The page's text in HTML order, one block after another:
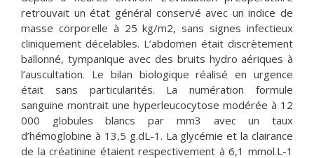
retrouvait un état général conservé avec un indice de
masse corporelle à 25 kg/m2, sans signes infectieux
cliniquement décelables. L’abdomen était discrètement
ballonné, tympanique avec des bruits hydro aériques à
l’auscultation. Le bilan biologique réalisé en urgence
était sans particularités. La numération formule
sanguine montrait une hyperleucocytose modérée à 12
000 globules blancs par mm3 avec un taux
d’hémoglobine à 13,5 g.dL-1. La glycémie et la clairance
de la créatinine étaient respectivement à 6,1 mmol.L-1